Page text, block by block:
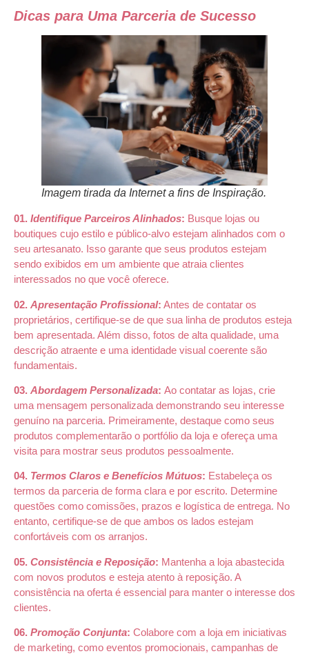
Dicas para Uma Parceria de Sucesso
Imagem tirada da Internet a fins de Inspiração.
01. Identifique Parceiros Alinhados: Busque lojas ou
boutiques cujo estilo e público-alvo estejam alinhados com o
seu artesanato. Isso garante que seus produtos estejam
sendo exibidos em um ambiente que atraia clientes
interessados no que você oferece.
02. Apresentação Profissional: Antes de contatar os
proprietários, certifique-se de que sua linha de produtos esteja
bem apresentada. Além disso, fotos de alta qualidade, uma
descrição atraente e uma identidade visual coerente são
fundamentais.
03. Abordagem Personalizada: Ao contatar as lojas, crie
uma mensagem personalizada demonstrando seu interesse
genuíno na parceria. Primeiramente, destaque como seus
produtos complementarão o portfólio da loja e ofereça uma
visita para mostrar seus produtos pessoalmente.
04. Termos Claros e Benefícios Mútuos: Estabeleça os
termos da parceria de forma clara e por escrito. Determine
questões como comissões, prazos e logística de entrega. No
entanto, certifique-se de que ambos os lados estejam
confortáveis com os arranjos.
05. Consistência e Reposição: Mantenha a loja abastecida
com novos produtos e esteja atento à reposição. A
consistência na oferta é essencial para manter o interesse dos
clientes.
06. Promoção Conjunta: Colabore com a loja em iniciativas
de marketing, como eventos promocionais, campanhas de